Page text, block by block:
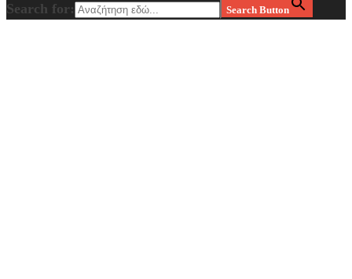
Search for: Search Button